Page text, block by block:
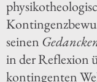
seinen
in der Reflexion
kontingenten